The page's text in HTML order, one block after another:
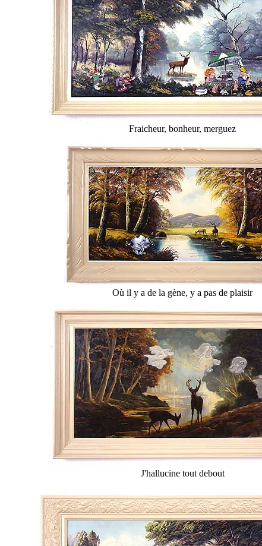
Fraicheur, bonheur, merguez
Où il y a de la gène, y a pas de plaisir
J'hallucine tout debout